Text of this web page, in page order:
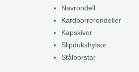
Navrondell
Kardborrerondeller
Kapskivor
Slipdukshylsor
Stålborstar